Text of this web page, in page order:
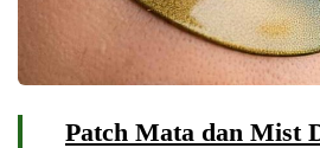
Patch Mata dan Mist